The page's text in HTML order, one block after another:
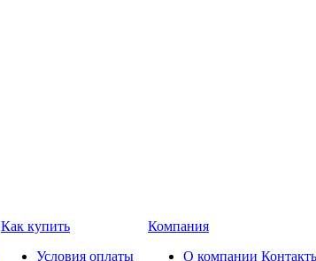
Как купить
Условия оплаты
Компания
О компании